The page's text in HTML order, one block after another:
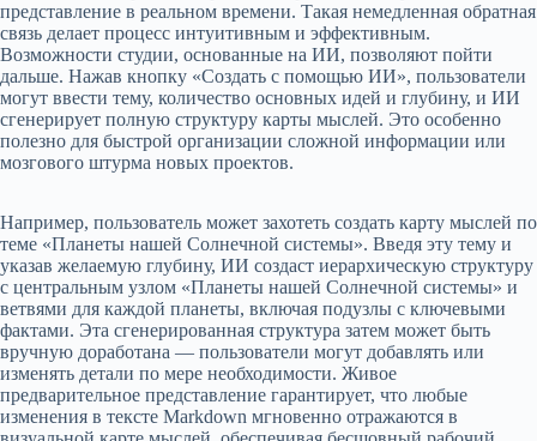
представление в реальном времени. Такая немедленная обратная
связь делает процесс интуитивным и эффективным.
Возможности студии, основанные на ИИ, позволяют пойти
дальше. Нажав кнопку «Создать с помощью ИИ», пользователи
могут ввести тему, количество основных идей и глубину, и ИИ
сгенерирует полную структуру карты мыслей. Это особенно
полезно для быстрой организации сложной информации или
мозгового штурма новых проектов.
Например, пользователь может захотеть создать карту мыслей по
теме «Планеты нашей Солнечной системы». Введя эту тему и
указав желаемую глубину, ИИ создаст иерархическую структуру
с центральным узлом «Планеты нашей Солнечной системы» и
ветвями для каждой планеты, включая подузлы с ключевыми
фактами. Эта сгенерированная структура затем может быть
вручную доработана — пользователи могут добавлять или
изменять детали по мере необходимости. Живое
предварительное представление гарантирует, что любые
изменения в тексте Markdown мгновенно отражаются в